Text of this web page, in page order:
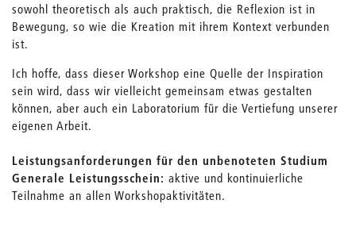
sowohl theoretisch als auch praktisch, die Reflexion ist in
Bewegung, so wie die Kreation mit ihrem Kontext verbunden
ist.
Ich hoffe, dass dieser Workshop eine Quelle der Inspiration
sein wird, dass wir vielleicht gemeinsam etwas gestalten
können, aber auch ein Laboratorium für die Vertiefung unserer
eigenen Arbeit.
Leistungsanforderungen für den unbenoteten Studium
Generale Leistungsschein: aktive und kontinuierliche
Teilnahme an allen Workshopaktivitäten.